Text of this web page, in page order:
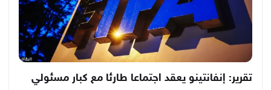
تقرير: إنفانتينو يعقد اجتماعا طارئا مع كبار مسئولي